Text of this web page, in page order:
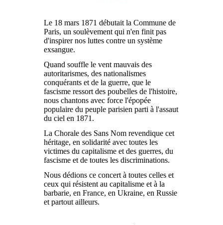
Le 18 mars 1871 débutait la Commune de
Paris, un soulèvement qui n'en finit pas
d'inspirer nos luttes contre un système
exsangue.
Quand souffle le vent mauvais des
autoritarismes, des nationalismes
conquérants et de la guerre, que le
fascisme ressort des poubelles de l'histoire,
nous chantons avec force l'épopée
populaire du peuple parisien parti à l'assaut
du ciel en 1871.
La Chorale des Sans Nom revendique cet
héritage, en solidarité avec toutes les
victimes du capitalisme et des guerres, du
fascisme et de toutes les discriminations.
Nous dédions ce concert à toutes celles et
ceux qui résistent au capitalisme et à la
barbarie, en France, en Ukraine, en Russie
et partout ailleurs.